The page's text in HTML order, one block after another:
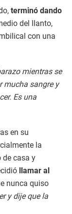
terminó dando
del llanto,
con una
mientras se
mucha sangre y
Es una
en su
la
de casa y
llamar al
nunca quiso
y dije que la